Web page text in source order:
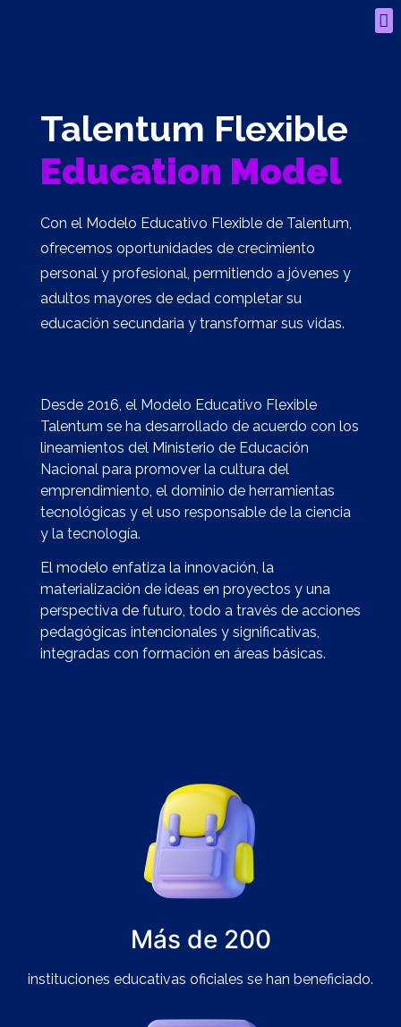
Talentum Flexible
Education Model
Con el Modelo Educativo Flexible de Talentum,
ofrecemos oportunidades de crecimiento
personal y profesional, permitiendo a jóvenes y
adultos mayores de edad completar su
educación secundaria y transformar sus vidas.
Desde 2016, el Modelo Educativo Flexible
Talentum se ha desarrollado de acuerdo con los
lineamientos del Ministerio de Educación
Nacional para promover la cultura del
emprendimiento, el dominio de herramientas
tecnológicas y el uso responsable de la ciencia
y la tecnología.
El modelo enfatiza la innovación, la
materialización de ideas en proyectos y una
perspectiva de futuro, todo a través de acciones
pedagógicas intencionales y significativas,
integradas con formación en áreas básicas.
Más de 200
instituciones educativas oficiales se han beneficiado.